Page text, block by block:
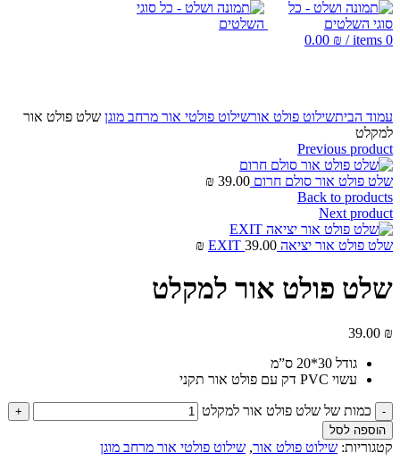
0
items
/
0.00 ₪
עמוד הביתשילוט פולט אורשילוט פולטי אור מרחב מוגן שלט פולט אור
למקלט
Previous product
שלט פולט אור סולם חרום 39.00
₪
Back to products
Next product
שלט פולט אור יציאה EXIT 39.00
₪
שלט פולט אור למקלט
39.00 ₪
גודל 30*20 ס”מ
עשוי PVC דק עם פולט אור תקני
כמות של שלט פולט אור למקלט
הוספה לסל
קטגוריות: שילוט פולט אור, שילוט פולטי אור מרחב מוגן